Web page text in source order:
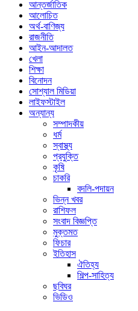
আন্তর্জাতিক
আলোচিত
অর্থ-বাণিজ্য
রাজনীতি
আইন-আদালত
খেলা
শিক্ষা
বিনোদন
সোশ্যাল মিডিয়া
লাইফস্টাইল
অন্যান্য
সম্পাদকীয়
ধর্ম
স্বাস্থ্য
প্রযুক্তি
কৃষি
চাকরি
বদলি-পদায়ন
ভিন্ন খবর
রাশিফল
সংবাদ বিজ্ঞপ্তি
মুক্তমত
ফিচার
ইতিহাস
ঐতিহ্য
শিল্প-সাহিত্য
ছবিঘর
ভিডিও